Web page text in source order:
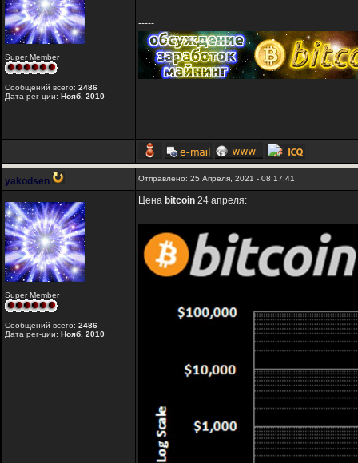
Super Member
Сообщений всего: 2486
Дата рег-ции: Нояб. 2010
-----
yakodsen Отправлено: 25 Апреля, 2021 - 08:17:41
Super Member
Сообщений всего: 2486
Дата рег-ции: Нояб. 2010
Цена bitcoin 24 апреля: